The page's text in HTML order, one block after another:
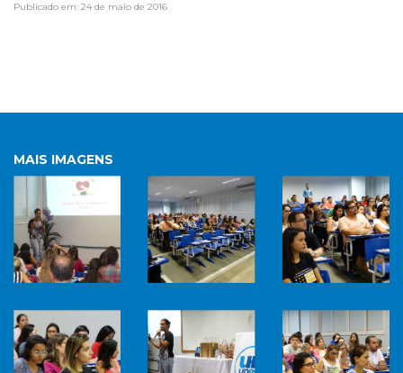
Publicado em: 24 de maio de 2016
MAIS IMAGENS